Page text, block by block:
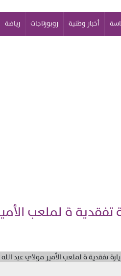
أخبار وطنية روبورتاجات رياضة
ة لملعب